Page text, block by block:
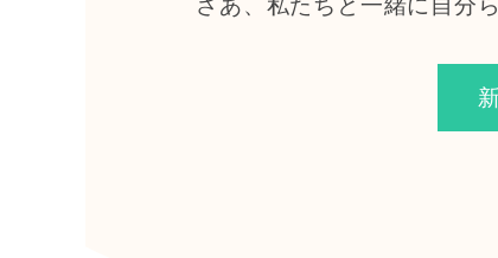
さあ、私たちと一緒に自分